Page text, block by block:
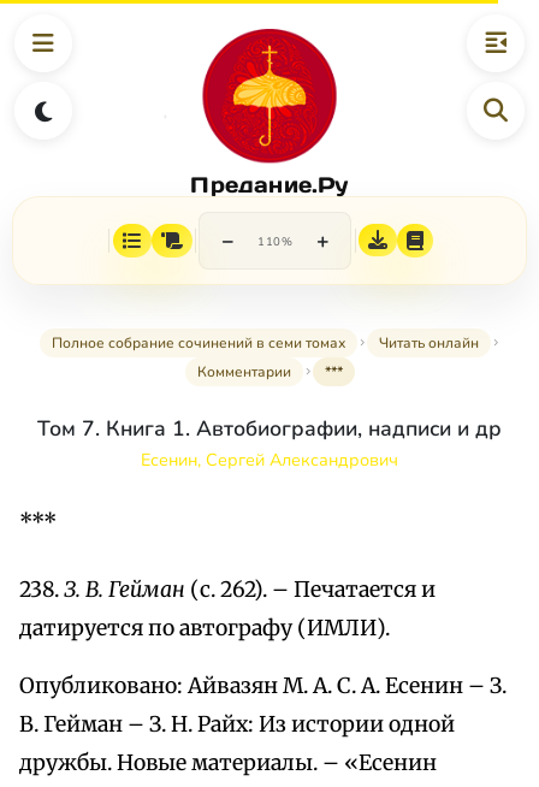
Предание.Ру
− 110% +
Полное собрание сочинений в семи томах
Читать онлайн
Комментарии
***
Том 7. Книга 1. Автобиографии, надписи и др
Есенин, Сергей Александрович
***
238.З. В. Гейман (с. 262). – Печатается и
датируется по автографу (ИМЛИ).
Опубликовано: Айвазян М. А. С. А. Есенин – З.
В. Гейман – З. Н. Райх: Из истории одной
дружбы. Новые материалы. – «Есенин